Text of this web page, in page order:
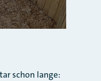
schon lange: